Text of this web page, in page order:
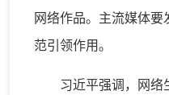
网络作品。主流媒体
范引领作用。
习近平强调，网络